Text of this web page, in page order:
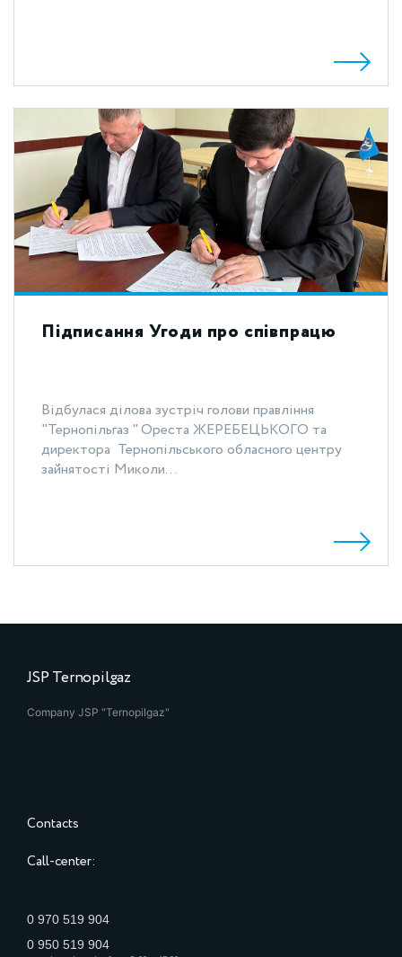
Підписання Угоди про співпрацю
Відбулася ділова зустріч голови правління
"Тернопільгаз " Ореста ЖЕРЕБЕЦЬКОГО та
директора Тернопільського обласного центру
зайнятості Миколи...
JSP Ternopilgaz
Company JSP "Ternopilgaz"
Contacts
Call-center:
0 970 519 904
0 950 519 904